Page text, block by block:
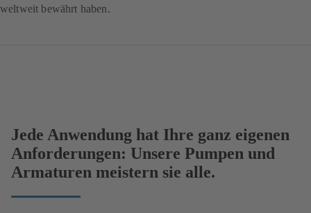
weltweit bewährt haben.
Jede Anwendung hat Ihre ganz eigenen
Anforderungen: Unsere Pumpen und
Armaturen meistern sie alle.